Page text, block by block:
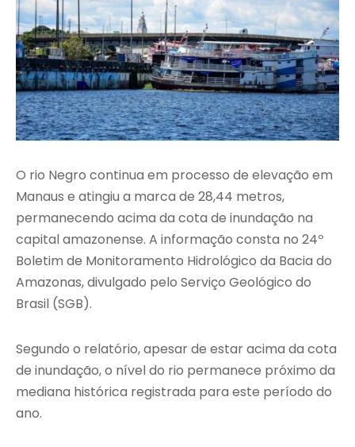
O rio Negro continua em processo de elevação em
Manaus e atingiu a marca de 28,44 metros,
permanecendo acima da cota de inundação na
capital amazonense. A informação consta no 24º
Boletim de Monitoramento Hidrológico da Bacia do
Amazonas, divulgado pelo Serviço Geológico do
Brasil (SGB).
Segundo o relatório, apesar de estar acima da cota
de inundação, o nível do rio permanece próximo da
mediana histórica registrada para este período do
ano.